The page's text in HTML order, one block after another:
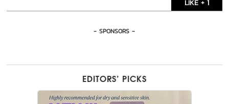
LIKE + 1
- SPONSORS -
EDITORS’ PICKS